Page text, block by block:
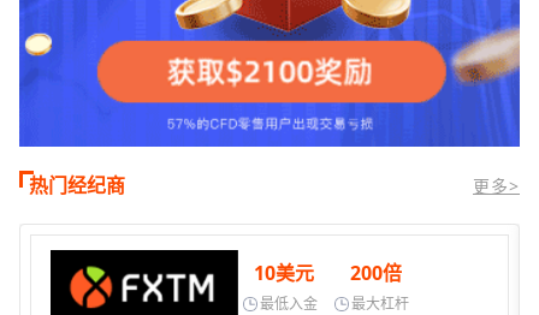
热门经纪商 更多>
10美元
最低入金
200倍
最大杠杆